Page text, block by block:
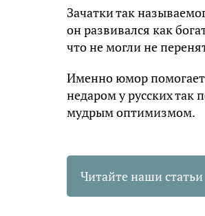
Зачатки так
он развивался как
что не могли не
Именно юмор
недаром у русских так
мудрым оптимизмом.
Читайте наши статьи